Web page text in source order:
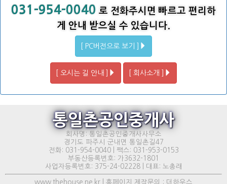
031-954-0040 로 전화주시면 빠르고 편리하
게 안내 받으실 수 있습니다.
[ PC버전으로 보기 ]
[ 오시는 길 안내 ] [ 회사소개 ]
통일촌공인중개사
회사명: 통일촌공인중개사사무소
경기도 파주시 군내면 통일촌길47
전화: 031-954-0040 | 팩스: 031-953-0153
부동산등록번호: 가3632-1801
사업자등록번호: 375-24-02228 | 대표: 노총래
www.thehouse.ne.kr | 홈페이지 제작문의 : 더하우스